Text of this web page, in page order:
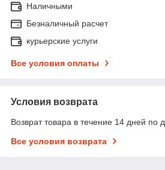
Наличными
Безналичный расчет
курьерские услуги
Все условия оплаты
Условия возврата
Возврат товара в течение 14 дней по
Все условия возврата